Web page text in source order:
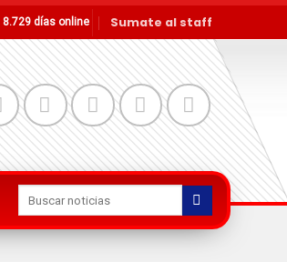
8.729 días online Sumate al staff